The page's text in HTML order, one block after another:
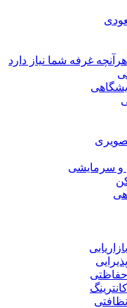
غرفه شما نیاز دارد
و سرمایشی